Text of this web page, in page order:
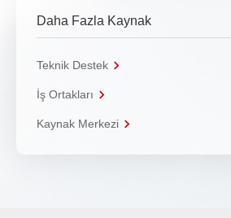
Daha Fazla Kaynak
Teknik Destek
İş Ortakları
Kaynak Merkezi